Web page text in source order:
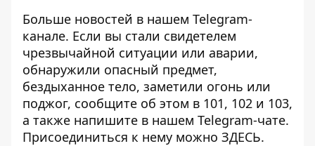
Больше новостей в нашем Telegram-
канале. Если вы стали свидетелем
чрезвычайной ситуации или аварии,
обнаружили опасный предмет,
бездыханное тело, заметили огонь или
поджог, сообщите об этом в 101, 102 и 103,
а также напишите в нашем Telegram-чате.
Присоединиться к нему можно ЗДЕСЬ.